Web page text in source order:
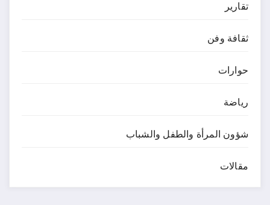
تقارير
ثقافة وفن
حوارات
رياضة
شؤون المرأة والطفل والشباب
مقالات